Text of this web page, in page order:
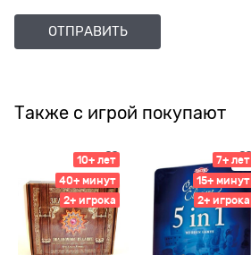
Также с игрой покупают
10+ лет
40+ минут
2+ игрока
7+ лет
15+ минут
2+ игрока